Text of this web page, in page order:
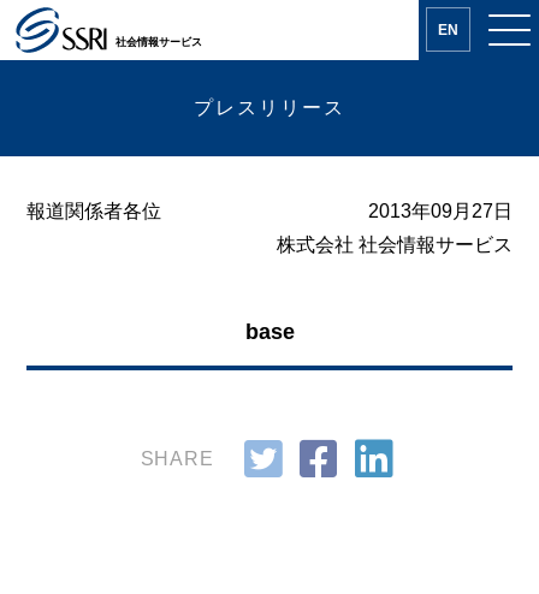
社会情報サービス
EN
プレスリリース
報道関係者各位
2013年09月27日
株式会社 社会情報サービス
base
SHARE